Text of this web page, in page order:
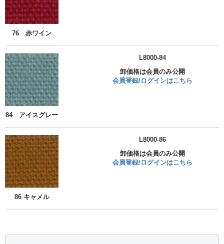
76 赤ワイン
84 アイスグレー
L8000-84
卸価格は会員のみ公開
会員登録/ログインはこちら
86 キャメル
L8000-86
卸価格は会員のみ公開
会員登録/ログインはこちら